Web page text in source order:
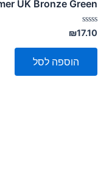
UK Bronze Green
דורג
0
מתוך
₪17.10
הוספה לסל